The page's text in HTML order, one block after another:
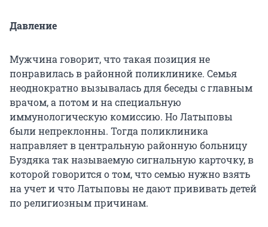
Давление
Мужчина говорит, что такая позиция не
понравилась в районной поликлинике. Семья
неоднократно вызывалась для беседы с главным
врачом, а потом и на специальную
иммунологическую комиссию. Но Латыповы
были непреклонны. Тогда поликлиника
направляет в центральную районную больницу
Буздяка так называемую сигнальную карточку, в
которой говорится о том, что семью нужно взять
на учет и что Латыповы не дают прививать детей
по религиозным причинам.